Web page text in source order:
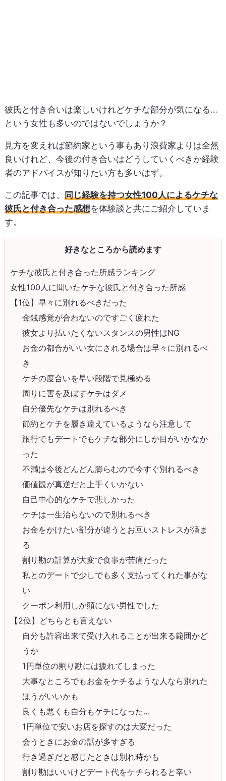
彼氏と付き合いは楽しいけれどケチな部分が気になる…
という女性も多いのではないでしょうか？
見方を変えれば節約家という事もあり浪費家よりは全然
良いけれど、今後の付き合いはどうしていくべきか経験
者のアドバイスが知りたい方も多いはず。
この記事では、 同じ経験を持つ女性100人によるケチな
彼氏と付き合った感想を体験談と共にご紹介していま
す。
好きなところから読めます
ケチな彼氏と付き合った所感ランキング
女性100人に聞いたケチな彼氏と付き合った所感
【1位】早々に別れるべきだった
金銭感覚が合わないのですごく疲れた
彼女より払いたくないスタンスの男性はNG
お金の都合がいい女にされる場合は早々に別れるべ
き
ケチの度合いを早い段階で見極める
周りに害を及ぼすケチはダメ
自分優先なケチは別れるべき
節約とケチを履き違えているようなら注意して
旅行でもデートでもケチな部分にしか目がいかなか
った
不満は今後どんどん膨らむので今すぐ別れるべき
価値観が真逆だと上手くいかない
自己中心的なケチで悲しかった
ケチは一生治らないので別れるべき
お金をかけたい部分が違うとお互いストレスが溜ま
る
割り勘の計算が大変で食事が苦痛だった
私とのデートで少しでも多く支払ってくれた事がな
い
クーポン利用しか頭にない男性でした
【2位】どちらとも言えない
自分も許容出来て受け入れることが出来る範囲かど
うか
1円単位の割り勘には疲れてしまった
大事なところでもお金をケチるような人なら別れた
ほうがいいかも
良くも悪くも自分もケチになった…
1円単位で安いお店を探すのは大変だった
会うときにお金の話が多すぎる
行き過ぎだと感じたときは別れ時かも
割り勘はいいけどデート代をケチられると辛い